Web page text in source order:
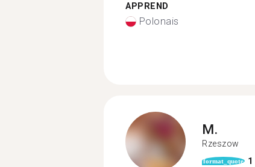
APPREND
Polonais
M.
Rzeszow
format_quote 1